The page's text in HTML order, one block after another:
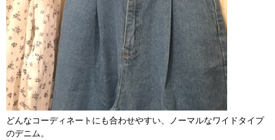
どんなコーディネートにも合わせやすい、ノーマルなワイドタイプ
のデニム。